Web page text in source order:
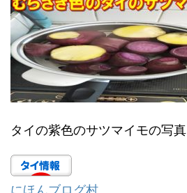
タイの紫色のサツマイモの写真
にほんブログ村